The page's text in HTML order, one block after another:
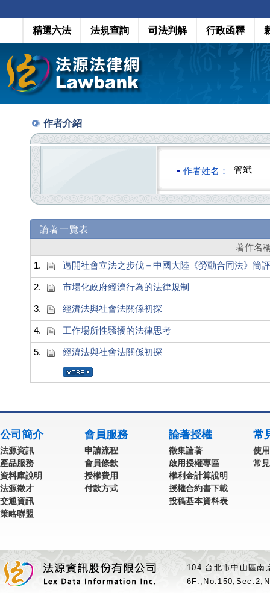
精選六法 法規查詢 司法判解 行政函釋
作者介紹
作者姓名： 管斌
論著一覽表
著作名
1.
邁開社會立法之步伐－中國大陸《勞動合同法》簡評
2. 市場化政府經濟行為的法律規制
3. 經濟法與社會法關係初探
4. 工作場所性騷擾的法律思考
5. 經濟法與社會法關係初探
公司簡介
法源資訊
產品服務
資料庫說明
法源徵才
交通資訊
策略聯盟
會員服務
申請流程
會員條款
授權費用
付款方式
論著授權
徵集論著
啟用授權專區
權利金計算說明
授權合約書下載
投稿基本資料表
常
使
常
104 台北市中山區